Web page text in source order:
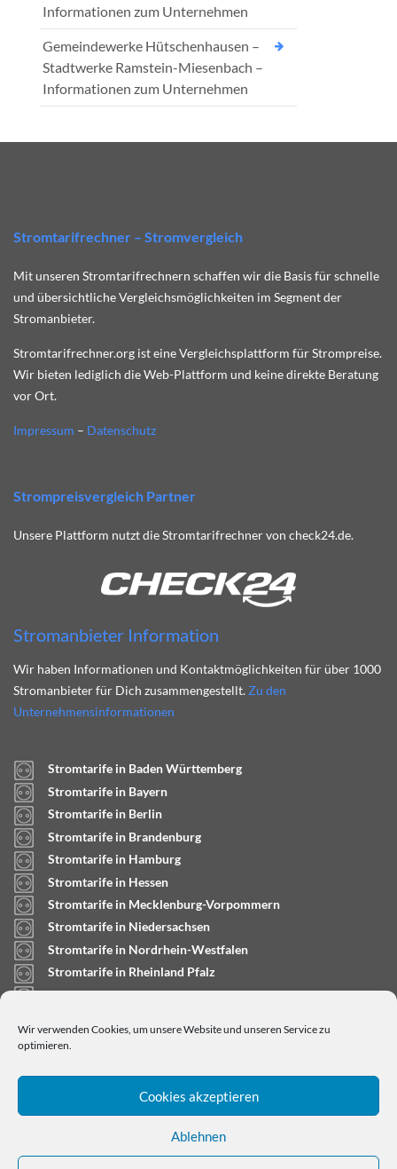
Wir verwenden Cookies, um unsere Website und unseren Service zu
optimieren.
Cookies akzeptieren
Ablehnen
Informationen zum Unternehmen
Gemeindewerke Hütschenhausen –
Stadtwerke Ramstein-Miesenbach –
Informationen zum Unternehmen
Stromtarifrechner – Stromvergleich
Mit unseren Stromtarifrechnern schaffen wir die Basis für schnelle
und übersichtliche Vergleichsmöglichkeiten im Segment der
Stromanbieter.
Stromtarifrechner.org ist eine Vergleichsplattform für Strompreise.
Wir bieten lediglich die Web-Plattform und keine direkte Beratung
vor Ort.
Impressum – Datenschutz
Strompreisvergleich Partner
Unsere Plattform nutzt die Stromtarifrechner von check24.de.
Stromanbieter Information
Wir haben Informationen und Kontaktmöglichkeiten für über 1000
Stromanbieter für Dich zusammengestellt. Zu den
Unternehmensinformationen
Stromtarife in Baden Württemberg
Stromtarife in Bayern
Stromtarife in Berlin
Stromtarife in Brandenburg
Stromtarife in Hamburg
Stromtarife in Hessen
Stromtarife in Mecklenburg-Vorpommern
Stromtarife in Niedersachsen
Stromtarife in Nordrhein-Westfalen
Stromtarife in Rheinland Pfalz
Stromtarife in Saarland
Stromtarife in Schleswig-Holstein